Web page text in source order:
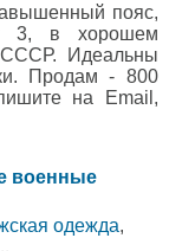
пояс,
3, в хорошем
СССР. Идеальны
Продам - 800
на Email,
военные
одежда,